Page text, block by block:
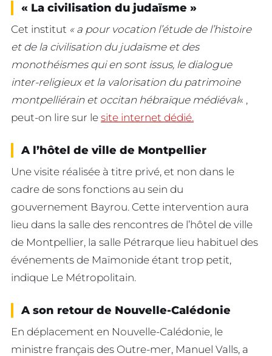
« La civilisation du judaïsme »
Cet institut « a pour vocation l’étude de l’histoire
et de la civilisation du judaïsme et des
monothéismes qui en sont issus, le dialogue
inter-religieux et la valorisation du patrimoine
montpelliérain et occitan hébraïque médiéval« ,
peut-on lire sur le site internet dédié.
A l’hôtel de ville de Montpellier
Une visite réalisée à titre privé, et non dans le
cadre de sons fonctions au sein du
gouvernement Bayrou. Cette intervention aura
lieu dans la salle des rencontres de l’hôtel de ville
de Montpellier, la salle Pétrarque lieu habituel des
événements de Maïmonide étant trop petit,
indique Le Métropolitain.
A son retour de Nouvelle-Calédonie
En déplacement en Nouvelle-Calédonie, le
ministre français des Outre-mer, Manuel Valls, a